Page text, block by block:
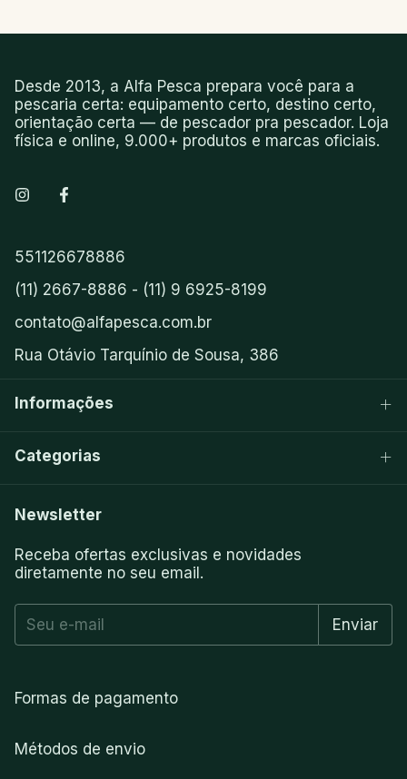
Desde 2013, a Alfa Pesca prepara você para a
pescaria certa: equipamento certo, destino certo,
orientação certa — de pescador pra pescador. Loja
física e online, 9.000+ produtos e marcas oficiais.
551126678886
(11) 2667-8886 - (11) 9 6925-8199
contato@alfapesca.com.br
Rua Otávio Tarquínio de Sousa, 386
Informações
Categorias
Newsletter
Receba ofertas exclusivas e novidades
diretamente no seu email.
Formas de pagamento
Métodos de envio